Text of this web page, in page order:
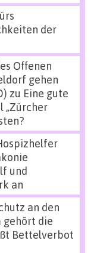
der
Offenen
gehen
zu Eine gute
„Zürcher
und
an
an den
gehört die
Bettelverbot